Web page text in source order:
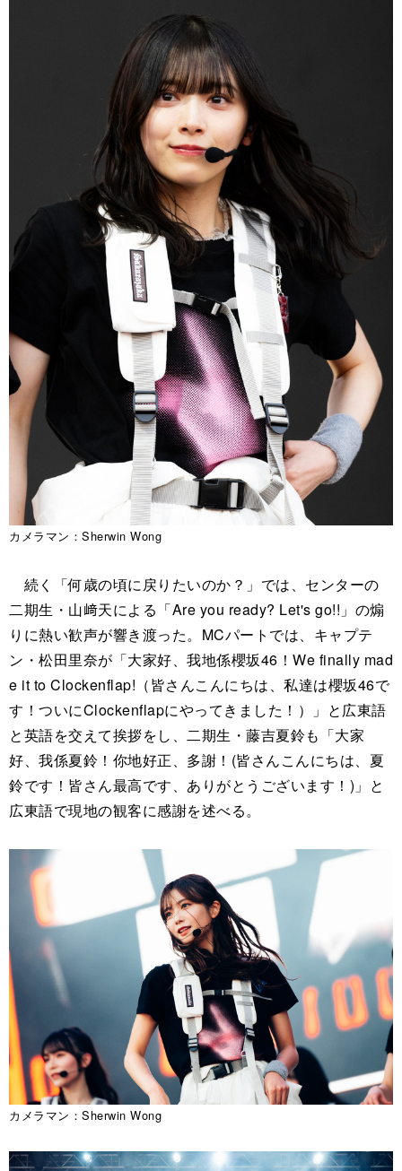
カメラマン：Sherwin Wong
続く「何歳の頃に戻りたいのか？」では、センターの
二期生・山﨑天による「Are you ready? Let's go!!」の煽
りに熱い歓声が響き渡った。MCパートでは、キャプテ
ン・松田里奈が「大家好、我地係櫻坂46！We finally mad
e it to Clockenflap!（皆さんこんにちは、私達は櫻坂46で
す！ついにClockenflapにやってきました！）」と広東語
と英語を交えて挨拶をし、二期生・藤吉夏鈴も「大家
好、我係夏鈴！你地好正、多謝！(皆さんこんにちは、夏
鈴です！皆さん最高です、ありがとうございます！)」と
広東語で現地の観客に感謝を述べる。
カメラマン：Sherwin Wong